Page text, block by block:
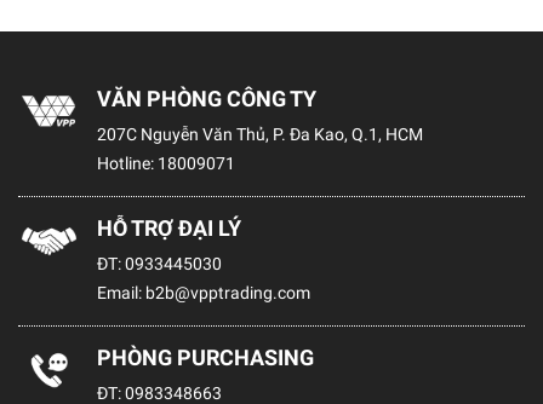
VĂN PHÒNG CÔNG TY
207C Nguyễn Văn Thủ, P. Đa Kao, Q.1, HCM
Hotline: 18009071
HỖ TRỢ ĐẠI LÝ
ĐT:0933445030
Email: b2b@vpptrading.com
PHÒNG PURCHASING
ĐT:0983348663